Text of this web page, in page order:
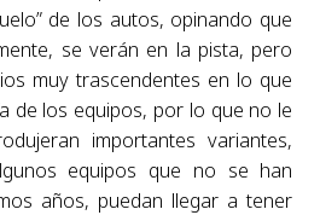
de los autos, opinando que
se verán en la pista, pero
muy trascendentes en lo que
de los equipos, por lo que no le
importantes variantes,
equipos que no se han
años, puedan llegar a tener